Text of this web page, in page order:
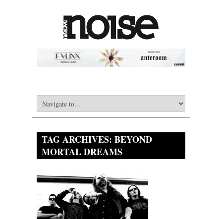
TAG ARCHIVES: BEYOND
MORTAL DREAMS